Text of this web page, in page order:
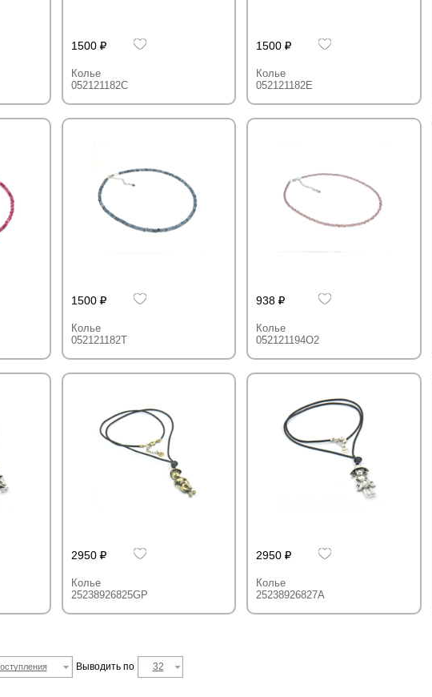
1500
Колье
052121182C
1500
Колье
052121182E
1500
Колье
052121182T
938
Колье
052121194O2
2950
Колье
25238926825GP
2950
Колье
25238926827A
Выводить по 32